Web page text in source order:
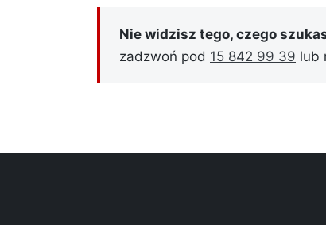
Nie widzisz tego, czego
zadzwoń pod 15 842 99 39 lub